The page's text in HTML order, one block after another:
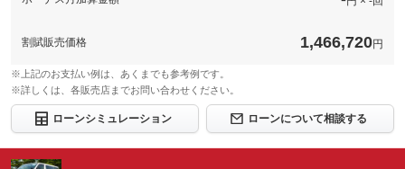
このパックの見積もり依頼（無料）
このパックの見積もり依頼（無料）
保証修理受
ロードサー
このパックの見積もり依頼（無料）
割賦販売価格 1,466,720円
※上記のお支払い例は、あくまでも参考例です。
※詳しくは、各販売店までお問い合わせください。
ローンシミュレーション ローンについて相談する